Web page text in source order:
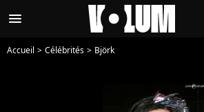
menu
Accueil Célébrités Björk